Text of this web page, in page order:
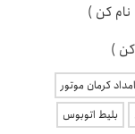
کن )
)
امداد کرمان موتور
بلیط اتوبوس